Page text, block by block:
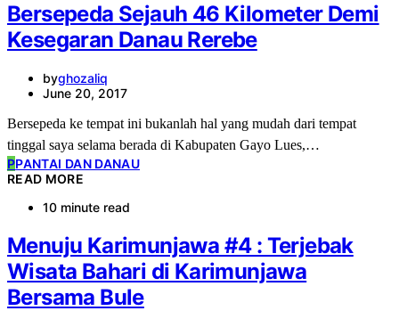
Bersepeda Sejauh 46 Kilometer Demi
Kesegaran Danau Rerebe
byghozaliq
June 20, 2017
Bersepeda ke tempat ini bukanlah hal yang mudah dari tempat
tinggal saya selama berada di Kabupaten Gayo Lues,…
PPANTAI DAN DANAU
READ MORE
10 minute read
Menuju Karimunjawa #4 : Terjebak
Wisata Bahari di Karimunjawa
Bersama Bule